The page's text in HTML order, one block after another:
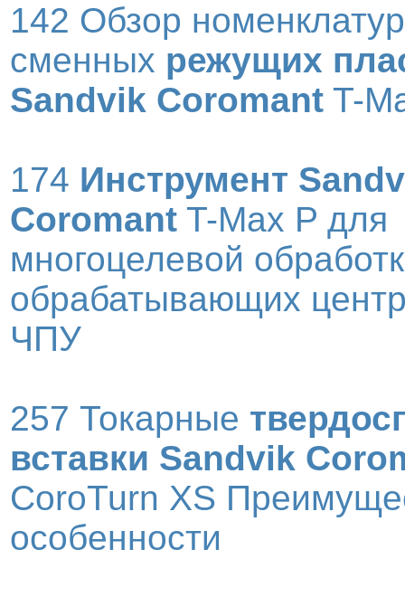
142 Обзор
сменных режущих
Sandvik Coromant T-
174 Инструмент
Coromant T-Max P для
многоцелевой
обрабатывающих
ЧПУ
257 Токарные
вставки Sandvik
CoroTurn XS
особенности